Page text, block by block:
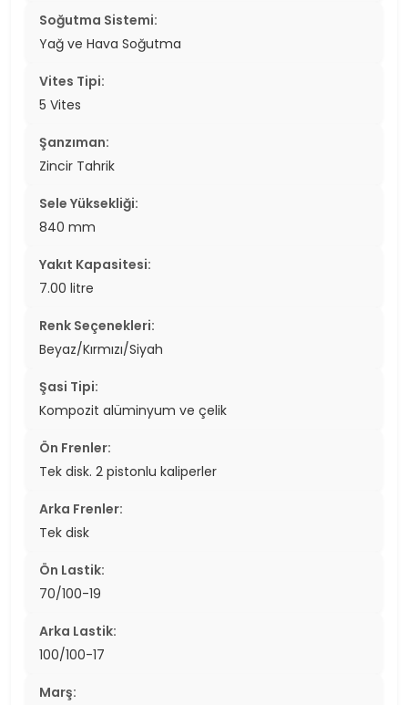
Soğutma Sistemi:
Yağ ve Hava Soğutma
Vites Tipi:
5 Vites
Şanzıman:
Zincir Tahrik
Sele Yüksekliği:
840 mm
Yakıt Kapasitesi:
7.00 litre
Renk Seçenekleri:
Beyaz/Kırmızı/Siyah
Şasi Tipi:
Kompozit alüminyum ve çelik
Ön Frenler:
Tek disk. 2 pistonlu kaliperler
Arka Frenler:
Tek disk
Ön Lastik:
70/100-19
Arka Lastik:
100/100-17
Marş: